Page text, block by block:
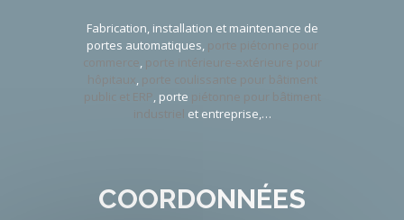
Fabrication, installation et maintenance de
portes automatiques, porte piétonne pour
commerce, porte intérieure-extérieure pour
hôpitaux, porte coulissante pour bâtiment
public et ERP, porte piétonne pour bâtiment
industriel et entreprise,…
COORDONNÉES